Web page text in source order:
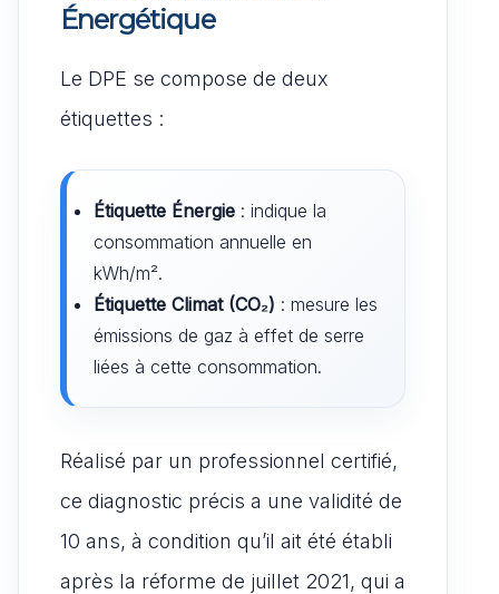
Énergétique
Le DPE se compose de deux
étiquettes :
Étiquette Énergie : indique la
consommation annuelle en
kWh/m².
Étiquette Climat (CO₂) : mesure les
émissions de gaz à effet de serre
liées à cette consommation.
Réalisé par un professionnel certifié,
ce diagnostic précis a une validité de
10 ans, à condition qu’il ait été établi
après la réforme de juillet 2021, qui a